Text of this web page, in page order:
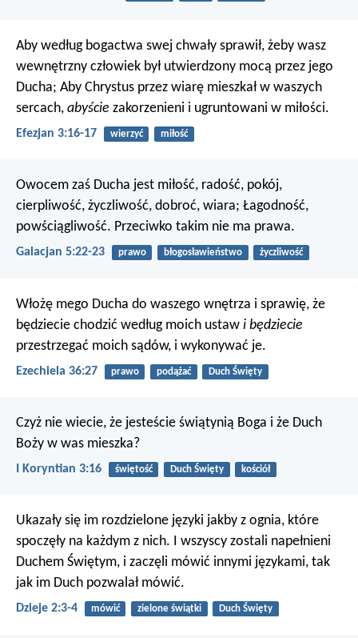
Aby według bogactwa swej chwały sprawił, żeby wasz
wewnętrzny człowiek był utwierdzony mocą przez jego
Ducha; Aby Chrystus przez wiarę mieszkał w waszych
sercach, abyście zakorzenieni i ugruntowani w miłości.
Efezjan 3:16-17 wierzyć miłość
Owocem zaś Ducha jest miłość, radość, pokój,
cierpliwość, życzliwość, dobroć, wiara; Łagodność,
powściągliwość. Przeciwko takim nie ma prawa.
Galacjan 5:22-23 prawo błogosławieństwo życzliwość
Włożę mego Ducha do waszego wnętrza i sprawię, że
będziecie chodzić według moich ustaw i będziecie
przestrzegać moich sądów, i wykonywać je.
Ezechiela 36:27 prawo podążać Duch Święty
Czyż nie wiecie, że jesteście świątynią Boga i że Duch
Boży w was mieszka?
I Koryntian 3:16 świętość Duch Święty kościół
Ukazały się im rozdzielone języki jakby z ognia, które
spoczęły na każdym z nich. I wszyscy zostali napełnieni
Duchem Świętym, i zaczęli mówić innymi językami, tak
jak im Duch pozwalał mówić.
Dzieje 2:3-4 mówić zielone świątki Duch Święty